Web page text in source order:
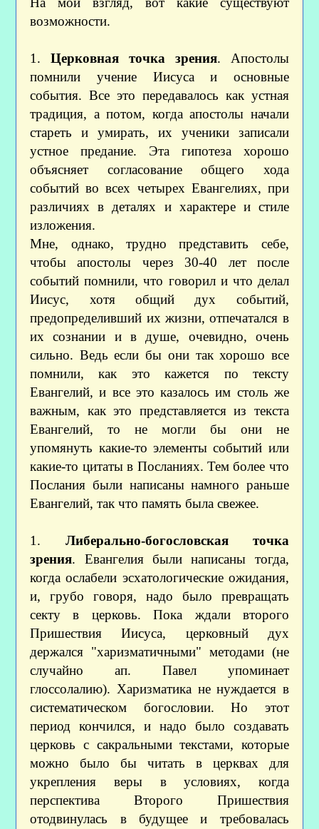
возможности.
1.Церковная точка зрения. Апостолы
помнили учение Иисуса и основные
события. Все это передавалось как устная
традиция, а потом, когда апостолы начали
стареть и умирать, их ученики записали
устное предание. Эта гипотеза хорошо
объясняет согласование общего хода
событий во всех четырех Евангелиях, при
различиях в деталях и характере и стиле
изложения.
Мне, однако, трудно представить себе,
чтобы апостолы через 30-40 лет после
событий помнили, что говорил и что делал
Иисус, хотя общий дух событий,
предопределивший их жизни, отпечатался в
их сознании и в душе, очевидно, очень
сильно. Ведь если бы они так хорошо все
помнили, как это кажется по тексту
Евангелий, и все это казалось им столь же
важным, как это представляется из текста
Евангелий, то не могли бы они не
упомянуть какие-то элементы событий или
какие-то цитаты в Посланиях. Тем более что
Послания были написаны намного раньше
Евангелий, так что память была свежее.
1. Либерально-богословская точка
зрения. Евангелия были написаны тогда,
когда ослабели эсхатологические ожидания,
и, грубо говоря, надо было превращать
секту в церковь. Пока ждали второго
Пришествия Иисуса, церковный дух
держался "харизматичными" методами (не
случайно ап. Павел упоминает
глоссолалию). Харизматика не нуждается в
систематическом богословии. Но этот
период кончился, и надо было создавать
церковь с сакральными текстами, которые
можно было бы читать в церквах для
укрепления веры в условиях, когда
перспектива Второго Пришествия
отодвинулась в будущее и требовалась